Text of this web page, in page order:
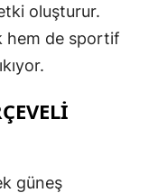
oluşturur.
hem de sportif
güneş